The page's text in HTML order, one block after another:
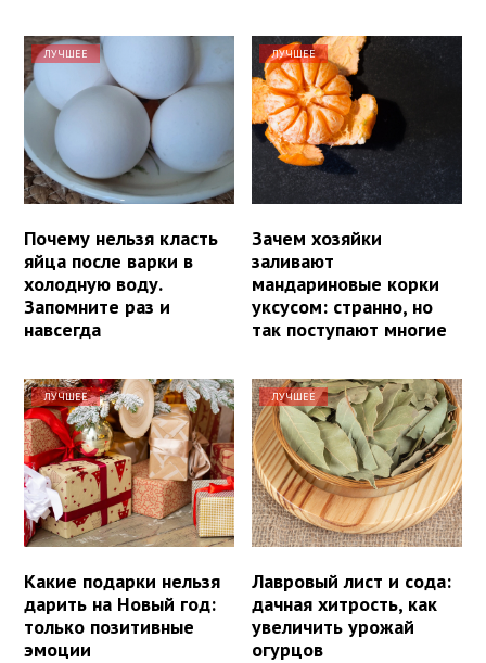
ЛУЧШЕЕ
Почему нельзя класть
яйца после варки в
холодную воду.
Запомните раз и
навсегда
ЛУЧШЕЕ
Зачем хозяйки
заливают
мандариновые корки
уксусом: странно, но
так поступают многие
ЛУЧШЕЕ
Какие подарки нельзя
дарить на Новый год:
только позитивные
эмоции
ЛУЧШЕЕ
Лавровый лист и сода:
дачная хитрость, как
увеличить урожай
огурцов